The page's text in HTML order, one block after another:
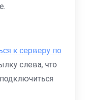
к серверу по
слева, что